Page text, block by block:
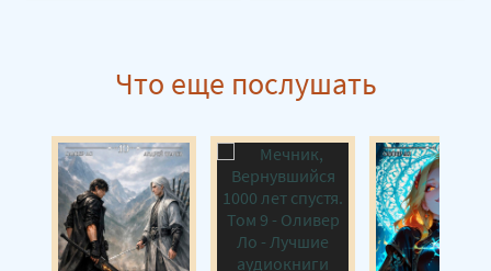
Что еще послушать